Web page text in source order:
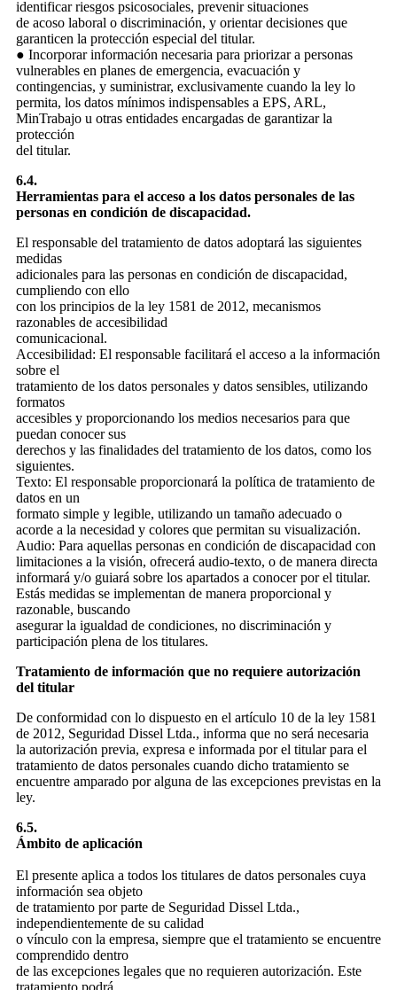
identificar riesgos psicosociales, prevenir situaciones
de acoso laboral o discriminación, y orientar decisiones que
garanticen la protección especial del titular.
● Incorporar información necesaria para priorizar a personas
vulnerables en planes de emergencia, evacuación y
contingencias, y suministrar, exclusivamente cuando la ley lo
permita, los datos mínimos indispensables a EPS, ARL,
MinTrabajo u otras entidades encargadas de garantizar la
protección
del titular.
6.4.
Herramientas para el acceso a los datos personales de las
personas en condición de discapacidad.
El responsable del tratamiento de datos adoptará las siguientes
medidas
adicionales para las personas en condición de discapacidad,
cumpliendo con ello
con los principios de la ley 1581 de 2012, mecanismos
razonables de accesibilidad
comunicacional.
Accesibilidad: El responsable facilitará el acceso a la información
sobre el
tratamiento de los datos personales y datos sensibles, utilizando
formatos
accesibles y proporcionando los medios necesarios para que
puedan conocer sus
derechos y las finalidades del tratamiento de los datos, como los
siguientes.
Texto: El responsable proporcionará la política de tratamiento de
datos en un
formato simple y legible, utilizando un tamaño adecuado o
acorde a la necesidad y colores que permitan su visualización.
Audio: Para aquellas personas en condición de discapacidad con
limitaciones a la visión, ofrecerá audio-texto, o de manera directa
informará y/o guiará sobre los apartados a conocer por el titular.
Estás medidas se implementan de manera proporcional y
razonable, buscando
asegurar la igualdad de condiciones, no discriminación y
participación plena de los titulares.
Tratamiento de información que no requiere autorización
del titular
De conformidad con lo dispuesto en el artículo 10 de la ley 1581
de 2012, Seguridad Dissel Ltda., informa que no será necesaria
la autorización previa, expresa e informada por el titular para el
tratamiento de datos personales cuando dicho tratamiento se
encuentre amparado por alguna de las excepciones previstas en la
ley.
6.5.
Ámbito de aplicación
El presente aplica a todos los titulares de datos personales cuya
información sea objeto
de tratamiento por parte de Seguridad Dissel Ltda.,
independientemente de su calidad
o vínculo con la empresa, siempre que el tratamiento se encuentre
comprendido dentro
de las excepciones legales que no requieren autorización. Este
tratamiento podrá